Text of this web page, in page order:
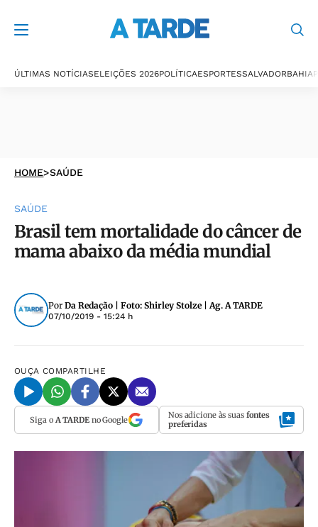
ÚLTIMAS NOTÍCIASELEIÇÕES 2026POLÍTICAESPORTESSALVADORBAHIA
HOME>SAÚDE
SAÚDE
Brasil tem mortalidade do câncer de
mama abaixo da média mundial
Por Da Redação | Foto: Shirley Stolze | Ag. A TARDE
07/10/2019 - 15:24 h
OUÇA COMPARTILHE
Siga o A TARDEno Google Nos adicione às suas fontes
preferidas